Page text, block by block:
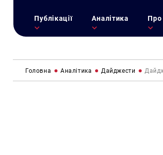
Публікації Аналітика Про
Головна Аналітика Дайджести